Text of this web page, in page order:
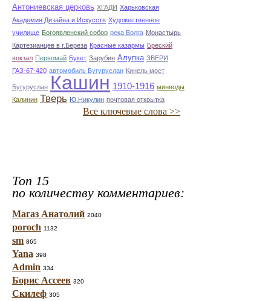
Антониевская церковь ХГАДИ Харьковская
Академия Дизайна и Искусств Художественное
училище Богоявленский собор река Волга Монастырь
Картезианцев в г.Береза Красные казармы Бреский
вокзал Первомай Букет Зарубин Алупка ЗВЕРИ
ГАЗ-67-420 автомобиль Бугуруслан Кинель мост
Бугуруслан Кашин 1910-1916 минводы
Калинин Тверь Ю.Никулин почтовая открытка
Все ключевые слова >>
Топ 15
по количеству комментариев:
Магаз Анатолий 2040
poroch 1132
sm 865
Yana 398
Admin 334
Борис Ассеев 320
Скилеф 305